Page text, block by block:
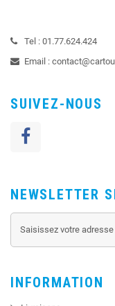
Tel : 01.77.624.424
Email :
SUIVEZ-NOUS
NEWSLETTER
INFORMATION